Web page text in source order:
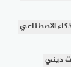
الاصطناعي
ديني